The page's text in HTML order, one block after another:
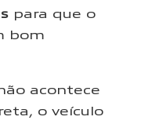
para que o
bom
acontece
o veículo